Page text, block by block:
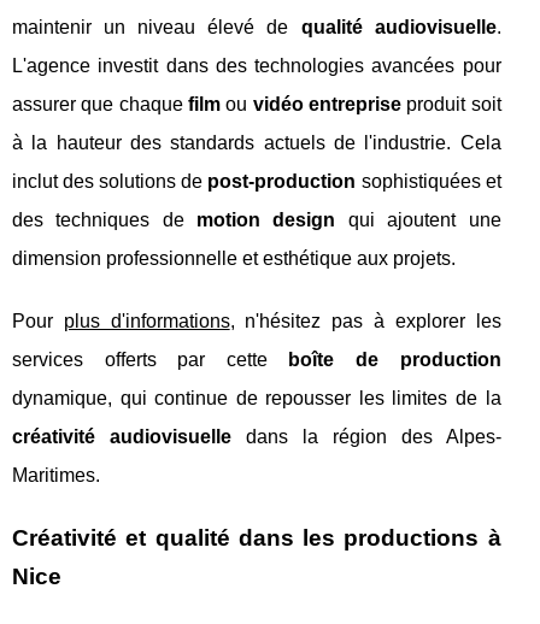
maintenir un niveau élevé de qualité audiovisuelle.
L'agence investit dans des technologies avancées pour
assurer que chaque filmou vidéo entrepriseproduit soit
à la hauteur des standards actuels de l'industrie. Cela
inclut des solutions de post-production sophistiquées et
des techniques de motion design qui ajoutent une
dimension professionnelle et esthétique aux projets.
Pour plus d'informations, n'hésitez pas à explorer les
services offerts par cette
boîte de production
dynamique, qui continue de repousser les limites de la
créativité audiovisuelledans la région des Alpes-
Maritimes.
Créativité et qualité dans les productions à
Nice